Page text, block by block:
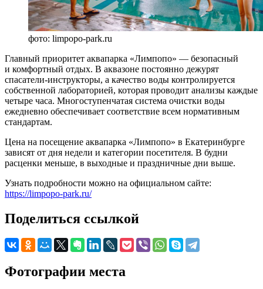
фото: limpopo-park.ru
Главный приоритет аквапарка «Лимпопо» — безопасный
и комфортный отдых. В аквазоне постоянно дежурят
спасатели-инструкторы, а качество воды контролируется
собственной лабораторией, которая проводит анализы каждые
четыре часа. Многоступенчатая система очистки воды
ежедневно обеспечивает соответствие всем нормативным
стандартам.
Цена на посещение аквапарка «Лимпопо» в Екатеринбурге
зависят от дня недели и категории посетителя. В будни
расценки меньше, в выходные и праздничные дни выше.
Узнать подробности можно на официальном сайте:
https://limpopo-park.ru/
Поделиться ссылкой
Фотографии места